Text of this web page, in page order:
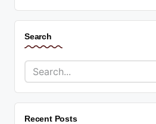
Search
Recent Posts